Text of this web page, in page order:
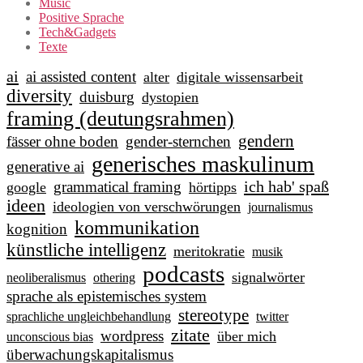
Music
Positive Sprache
Tech&Gadgets
Texte
ai ai assisted content alter digitale wissensarbeit
diversity duisburg dystopien
framing (deutungsrahmen)
fässer ohne boden gender-sternchen gendern
generative ai generisches maskulinum
google grammatical framing hörtipps ich hab' spaß
ideen ideologien von verschwörungen journalismus
kognition kommunikation
künstliche intelligenz meritokratie musik
neoliberalismus othering podcasts signalwörter
sprache als epistemisches system
sprachliche ungleichbehandlung stereotype twitter
unconscious bias wordpress zitate über mich
überwachungskapitalismus